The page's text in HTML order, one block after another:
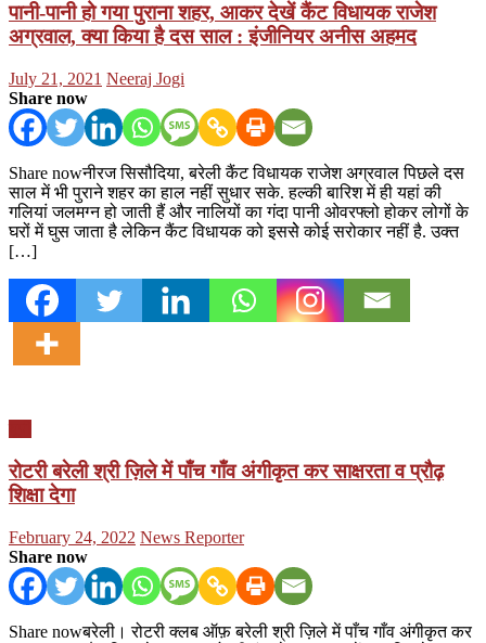
पानी-पानी हो गया पुराना शहर, आकर देखें कैंट विधायक राजेश
अग्रवाल, क्या किया है दस साल : इंजीनियर अनीस अहमद
Posted
on
July 21, 2021 Author
Neeraj Jogi
Share now
Share nowनीरज सिसौदिया, बरेली कैंट विधायक राजेश अग्रवाल पिछले दस
साल में भी पुराने शहर का हाल नहीं सुधार सके. हल्की बारिश में ही यहां की
गलियां जलमग्न हो जाती हैं और नालियों का गंदा पानी ओवरफ्लो होकर लोगों के
घरों में घुस जाता है लेकिन कैंट विधायक को इससेे कोई सरोकार नहीं है. उक्त
[…]
रोटरी बरेली श्री ज़िले में पाँच गाँव अंगीकृत कर साक्षरता व प्रौढ़
शिक्षा देगा
Posted
on
February 24, 2022 Author
News Reporter
Share now
Share nowबरेली। रोटरी क्लब ऑफ़ बरेली श्री ज़िले में पाँच गाँव अंगीकृत कर